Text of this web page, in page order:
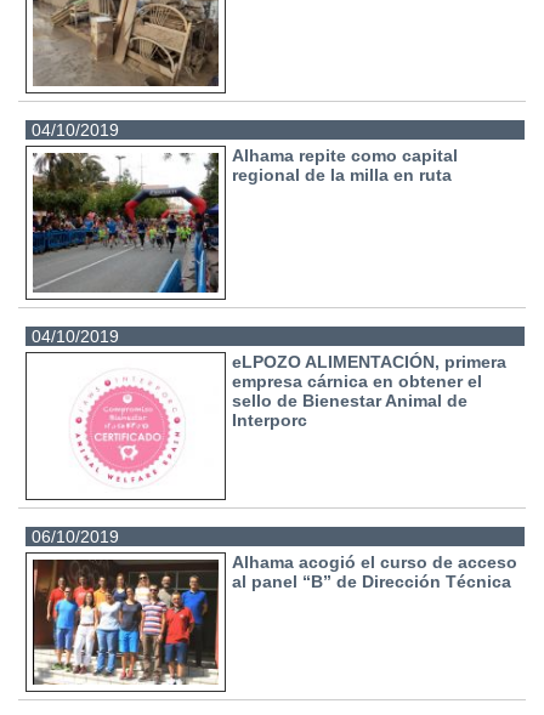
04/10/2019
Alhama repite como capital
regional de la milla en ruta
04/10/2019
eLPOZO ALIMENTACIÓN, primera
empresa cárnica en obtener el
sello de Bienestar Animal de
Interporc
06/10/2019
Alhama acogió el curso de acceso
al panel “B” de Dirección Técnica